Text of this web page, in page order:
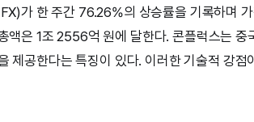
가 한 주간 76.26%의 상승률을 기록하며
액은 1조 2556억 원에 달한다. 콘플럭스는 중
제공한다는 특징이 있다. 이러한 기술적 강점